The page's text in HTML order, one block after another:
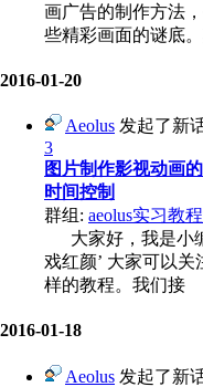
画广告的制作方法
些精彩画面的谜底
2016-01-20
Aeolus 发起了新
3
图片制作影视动画
时间控制
群组: aeolus实习教
大家好，我是小编
戏红颜’ 大家可以
样的教程。我们接
2016-01-18
Aeolus 发起了新